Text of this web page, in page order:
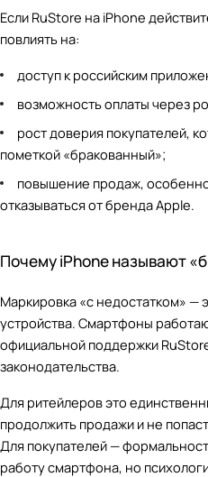
Если RuStore на iPhone
повлиять на:
доступ к российским
возможность оплаты через
рост доверия покупателей,
пометкой «бракованный»;
повышение продаж,
отказываться от бренда Apple.
Почему iPhone называют
Маркировка «с недостатком» —
устройства. Смартфоны
официальной поддержки
законодательства.
Для ритейлеров это
продолжить продажи и не
Для покупателей —
работу смартфона, но